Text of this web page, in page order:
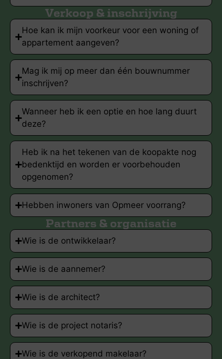
Verkoop & inschrijving
Hoe kan ik mijn voorkeur voor een woning of
appartement aangeven?
Mag ik mij op meer dan één bouwnummer
inschrijven?
Wanneer heb ik een optie en hoe lang duurt
deze?
Heb ik na het tekenen van de koopakte nog
bedenktijd en worden er voorbehouden
opgenomen?
Hebben inwoners van Opmeer voorrang?
Partners & organisatie
Wie is de ontwikkelaar?
Wie is de aannemer?
Wie is de architect?
Wie is de project notaris?
Wie is de verkopend makelaar?